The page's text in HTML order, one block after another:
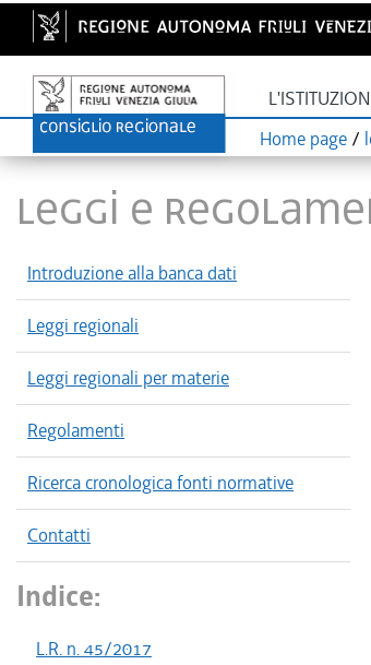
Home page /
LEGGI E
Introduzione alla banca dati
Leggi regionali
Leggi regionali per materie
Regolamenti
Ricerca cronologica fonti normative
Contatti
Indice:
L.R. n. 45/2017